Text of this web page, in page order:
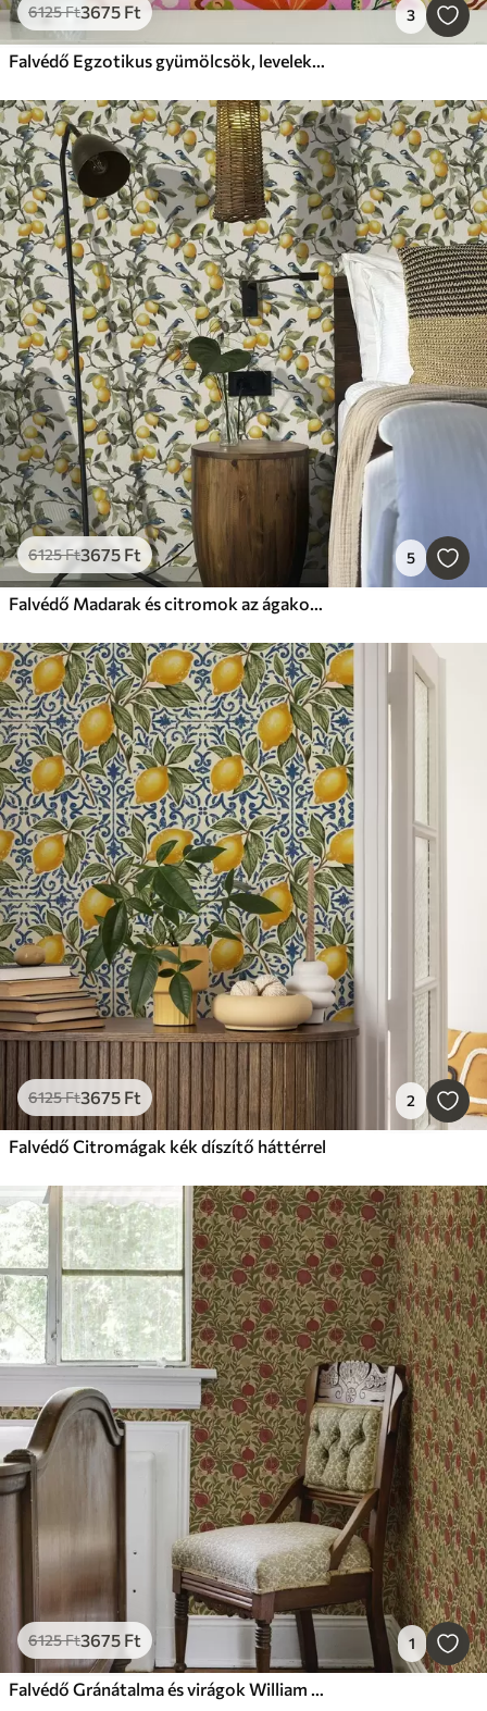
6125Ft3675 Ft 3
Falvédő Egzotikus gyümölcsök, levelek és kaméleonok trópusi stílusban
6125Ft3675 Ft 5
Falvédő Madarak és citromok az ágakon, akvarell botanikai rajz
6125Ft3675 Ft 2
Falvédő Citromágak kék díszítő háttérrel
6125Ft3675 Ft 1
Falvédő Gránátalma és virágok William Morris stílusában